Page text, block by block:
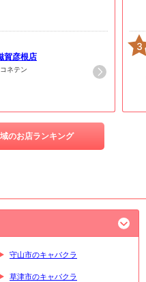
賀彦根店
ネテン
のお店ランキング
3
守山市のキャバクラ
草津市のキャバクラ